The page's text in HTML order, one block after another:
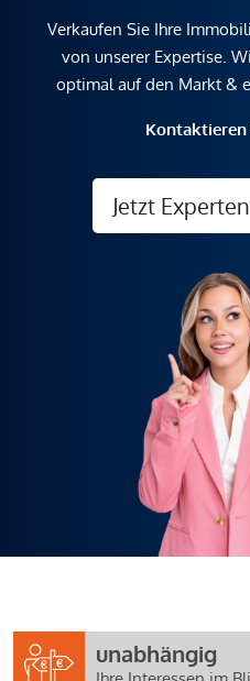
Verkaufen Sie Ihre
von unserer Expertise.
optimal auf den Markt &
Kontaktieren
Jetzt
unabhängig